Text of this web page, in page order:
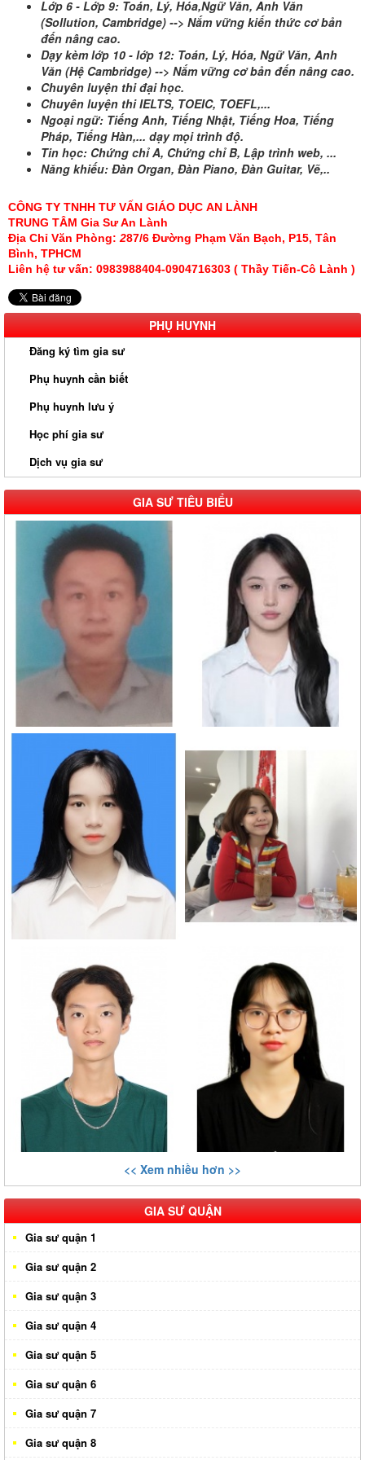
Lớp 6 - Lớp 9: Toán, Lý, Hóa,Ngữ Văn, Anh Văn
(Sollution, Cambridge) --> Nắm vững kiến thức cơ bản
đến nâng cao.
Dạy kèm lớp 10 - lớp 12: Toán, Lý, Hóa, Ngữ Văn, Anh
Văn (Hệ Cambridge) --> Nắm vững cơ bản đến nâng cao.
Chuyên luyện thi đại học.
Chuyên luyện thi IELTS, TOEIC, TOEFL,...
Ngoại ngữ: Tiếng Anh, Tiếng Nhật, Tiếng Hoa, Tiếng
Pháp, Tiếng Hàn,... dạy mọi trình độ.
Tin học: Chứng chỉ A, Chứng chỉ B, Lập trình web, ...
Năng khiếu: Đàn Organ, Đàn Piano, Đàn Guitar, Vẽ,..
CÔNG TY TNHH TƯ VẤN GIÁO DỤC AN LÀNH
TRUNG TÂM Gia Sư An Lành
Địa Chỉ Văn Phòng:287/6 Đường Phạm Văn Bạch, P15, Tân
Bình, TPHCM
Liên hệ tư vấn: 0983988404-0904716303 ( Thầy Tiến-Cô Lành )
PHỤ HUYNH
Đăng ký tìm gia sư
Phụ huynh cần biết
Phụ huynh lưu ý
Học phí gia sư
Dịch vụ gia sư
GIA SƯ TIÊU BIỂU
<< Xem nhiều hơn >>
GIA SƯ QUẬN
Gia sư quận 1
Gia sư quận 2
Gia sư quận 3
Gia sư quận 4
Gia sư quận 5
Gia sư quận 6
Gia sư quận 7
Gia sư quận 8